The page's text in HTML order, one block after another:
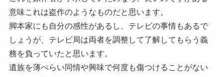
意味これは盗作のようなものだと思います。
脚本家にも自分の感性があるし、テレビの事情もあるで
しょうが、テレビ局は両者を調整して了解してもらう義
務を負っていたと思います。
遺族を薄ぺらい同情や興味で何度も傷つけることがない